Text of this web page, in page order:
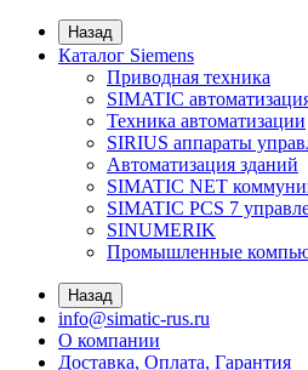
Назад
Каталог Siemens
Приводная техника
SIMATIC
Техника автоматизации
SIRIUS аппараты
Автоматизация зданий
SIMATIC NET
SIMATIC PCS 7
SINUMERIK
Промышленные
Назад
info@simatic-rus.ru
О компании
Доставка, Оплата, Гарантия